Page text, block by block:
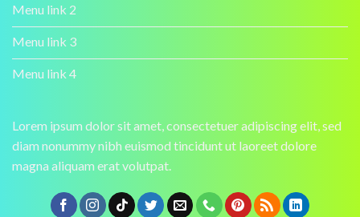
Menu link 2
Menu link 3
Menu link 4
Lorem ipsum dolor sit amet, consectetuer adipiscing elit, sed
diam nonummy nibh euismod tincidunt ut laoreet dolore
magna aliquam erat volutpat.